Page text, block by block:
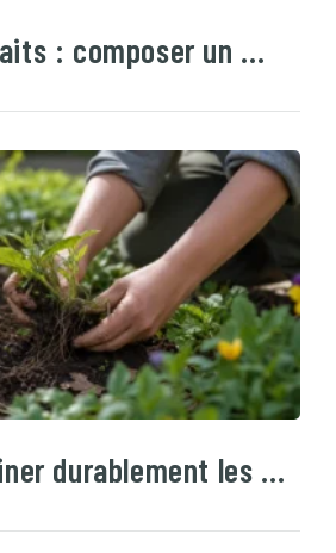
: composer un …
durablement les …